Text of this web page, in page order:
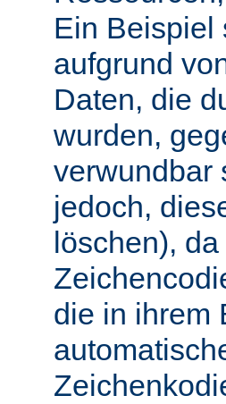
Ein Beispiel
aufgrund
Daten, die
wurden,
verwundbar
jedoch,
löschen),
die in ihrem